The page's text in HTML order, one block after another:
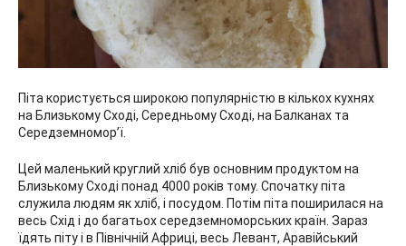
Піта користується широкою популярністю в кількох кухнях
на Близькому Сході, Середньому Сході, на Балканах та
Середземномор’ї.
Цей маленький круглий хліб був основним продуктом на
Близькому Сході понад 4000 років тому. Спочатку піта
служила людям як хліб, і посудом. Потім піта поширилася на
весь Схід і до багатьох середземноморських країн. Зараз
їдять піту і в Північній Африці, весь Левант, Аравійський